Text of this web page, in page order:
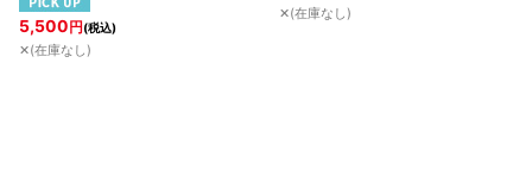
5,500円(税込)
✕(在庫なし)
✕(在庫なし)